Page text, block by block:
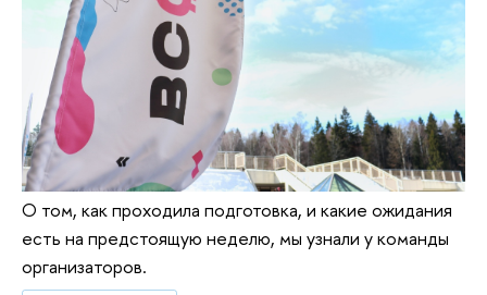
О том, как проходила подготовка, и какие ожидания
есть на предстоящую неделю, мы узнали у команды
организаторов.